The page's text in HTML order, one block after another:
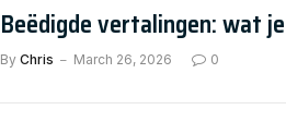
Beëdigde vertalingen: wat
By Chris March 26, 2026 0